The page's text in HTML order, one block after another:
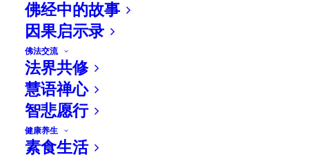
佛经中的故事
因果启示录
佛法交流
法界共修
慧语禅心
智悲愿行
健康养生
素食生活
相关文章